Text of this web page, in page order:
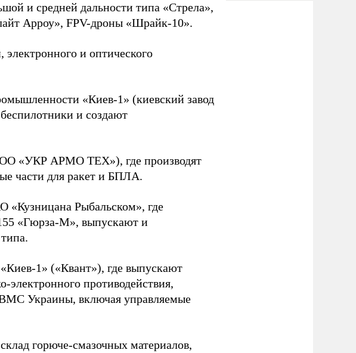
и средней дальности типа «Стрела»,
Арроу», FPV-дроны «Шрайк-10».
электронного и оптического
«Киев-1» (киевский завод
и создают
«УКР АРМО ТЕХ»), где производят
части для ракет и БПЛА.
«Кузницана Рыбальском», где
«Гюрза-М», выпускают и
1» («Квант»), где выпускают
противодействия,
Украины, включая управляемые
горюче-смазочных материалов,